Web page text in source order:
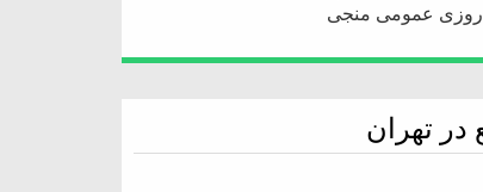
روزی عمومی منجی
در تهران